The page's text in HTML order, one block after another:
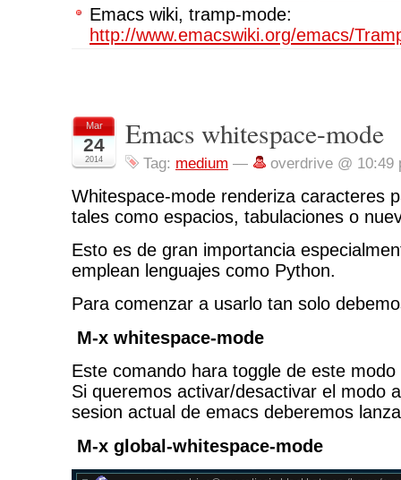
Emacs wiki, tramp-mode:
http://www.emacswiki.org/emacs/
Mar
24
2014
Emacs whitespace-mode
Tag: medium — overdrive @ 10:49
Whitespace-mode renderiza caracteres
tales como espacios, tabulaciones o
Esto es de gran importancia
emplean lenguajes como Python.
Para comenzar a usarlo tan solo
M-x whitespace-mode
Este comando hara toggle de este
Si queremos activar/desactivar el modo
sesion actual de emacs deberemos
M-x global-whitespace-mode